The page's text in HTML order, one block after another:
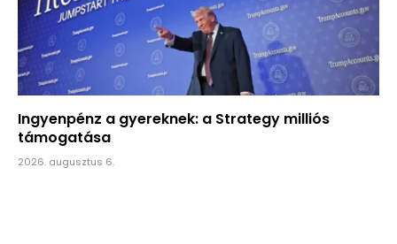
Ingyenpénz a gyereknek: a Strategy milliós
támogatása
2026. augusztus 6.